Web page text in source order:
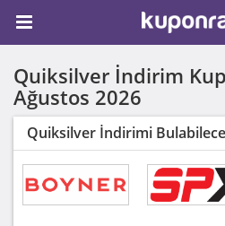
Quiksilver İndirim
Ağustos 2026
Quiksilver İndirimi